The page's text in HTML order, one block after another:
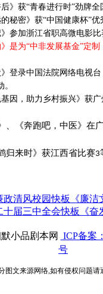
》获“青春进行时”劲牌全
秘密》获“中国健康杯”优
参加浙江省职高微电影比
是为“中非发展基金”定
登录中国法院网络电视
因，助力乡村振兴》获
、《奔跑吧，中医》在
归来时》获江西省比赛3
政清风校园快板《廉洁
十届三中全会快板《奋
小品剧本网
ICP备案
号
图文来源网络,如有侵权问题请